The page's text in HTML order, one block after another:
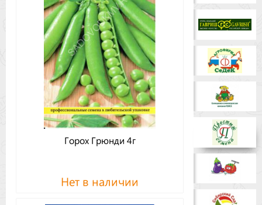
Оптовикам
Горох Грюнди 4г
Нет в наличии